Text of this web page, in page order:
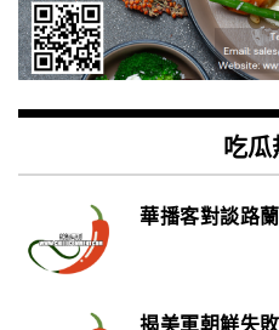
吃瓜
華播客對談路
揭美軍朝鮮失